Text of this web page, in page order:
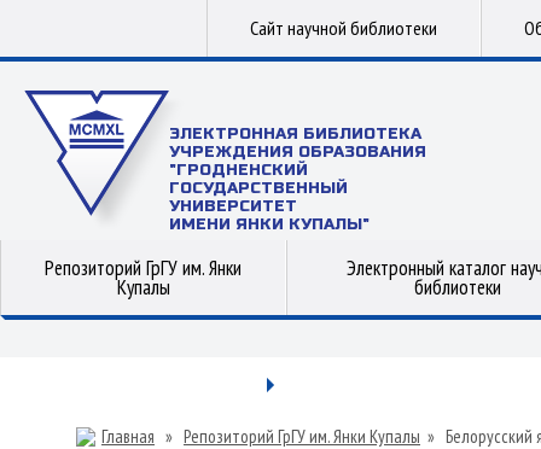
Сайт научной библиотеки
ЭЛЕКТРОННАЯ БИБЛИОТЕКА
УЧРЕЖДЕНИЯ ОБРАЗОВАНИЯ
"ГРОДНЕНСКИЙ
ГОСУДАРСТВЕННЫЙ
УНИВЕРСИТЕТ
ИМЕНИ ЯНКИ КУПАЛЫ"
Репозиторий ГрГУ им. Янки
Купалы
Электронный каталог
библиотеки
Главная » Репозиторий ГрГУ им. Янки Купалы » Белорусский